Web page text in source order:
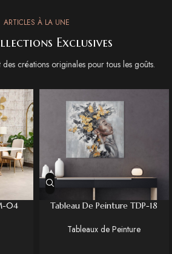
ARTICLES À LA UNE
Exclusives
créations originales pour tous les goûts.
04 Tableau De Peinture TDP-18
Tableaux de Peinture